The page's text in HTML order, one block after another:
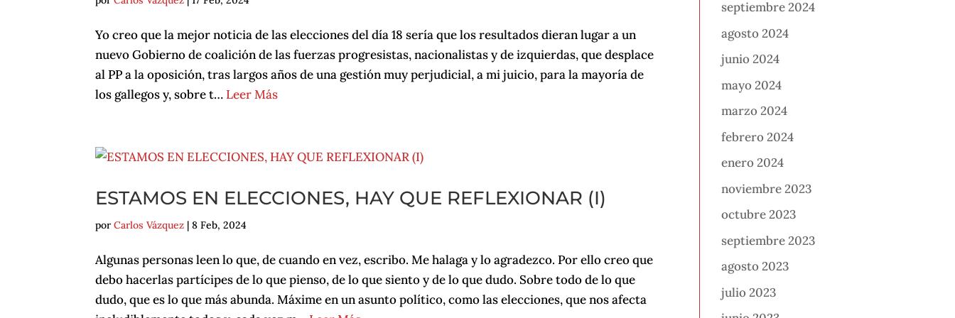
Yo creo que la mejor noticia de las elecciones del día 18 sería que los resultados dieran lugar a un
nuevo Gobierno de coalición de las fuerzas progresistas, nacionalistas y de izquierdas, que desplace
al PP a la oposición, tras largos años de una gestión muy perjudicial, a mi juicio, para la mayoría de
los gallegos y, sobre t… Leer Más
ESTAMOS EN ELECCIONES, HAY QUE REFLEXIONAR (I)
porCarlos Vázquez |8 Feb, 2024
Algunas personas leen lo que, de cuando en vez, escribo. Me halaga y lo agradezco. Por ello creo que
debo hacerlas partícipes de lo que pienso, de lo que siento y de lo que dudo. Sobre todo de lo que
dudo, que es lo que más abunda. Máxime en un asunto político, como las elecciones, que nos afecta
septiembre 2024
agosto 2024
junio 2024
mayo 2024
marzo 2024
febrero 2024
enero 2024
noviembre 2023
octubre 2023
septiembre 2023
agosto 2023
julio 2023